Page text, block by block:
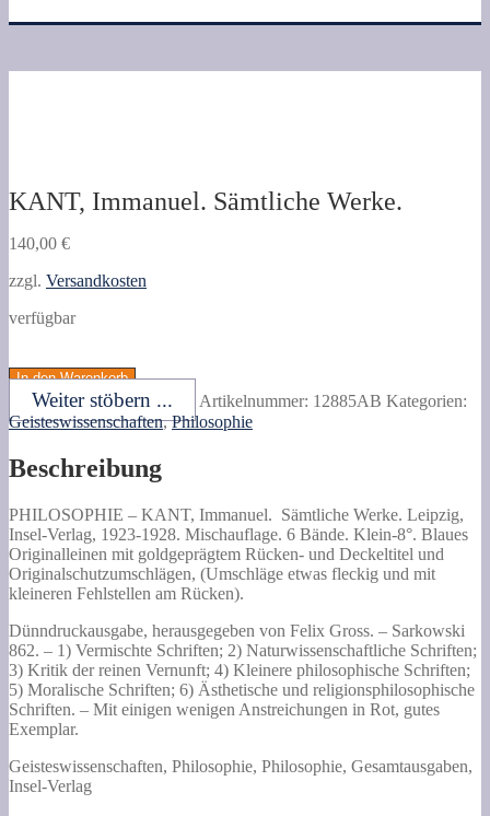
KANT, Immanuel. Sämtliche Werke.
140,00 €
zzgl. Versandkosten
verfügbar
Immanuel.
Sämtliche
Werke.
Menge
In den Warenkorb
Weiter stöbern ... Artikelnummer: 12885AB Kategorien:
Geisteswissenschaften,Philosophie
Beschreibung
PHILOSOPHIE – KANT, Immanuel. Sämtliche Werke. Leipzig,
Insel-Verlag, 1923-1928. Mischauflage. 6 Bände. Klein-8°. Blaues
Originalleinen mit goldgeprägtem Rücken- und Deckeltitel und
Originalschutzumschlägen, (Umschläge etwas fleckig und mit
kleineren Fehlstellen am Rücken).
Dünndruckausgabe, herausgegeben von Felix Gross. – Sarkowski
862. – 1) Vermischte Schriften; 2) Naturwissenschaftliche Schriften;
3) Kritik der reinen Vernunft; 4) Kleinere philosophische Schriften;
5) Moralische Schriften; 6) Ästhetische und religionsphilosophische
Schriften. – Mit einigen wenigen Anstreichungen in Rot, gutes
Exemplar.
Geisteswissenschaften, Philosophie, Philosophie, Gesamtausgaben,
Insel-Verlag